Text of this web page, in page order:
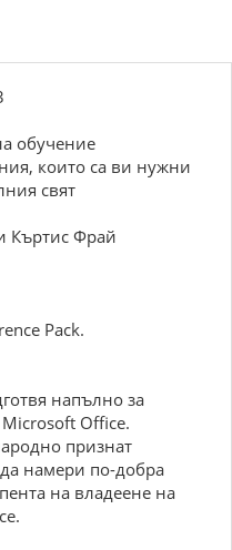
обучение
които са ви нужни
свят
Къртис Фрай
Pack.
напълно за
Office.
признат
намери по-добра
на владеене на